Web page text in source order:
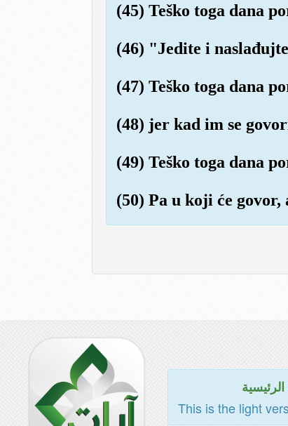
(45) Teško toga dana
(46) "Jedite i
(47) Teško toga dana
(48) jer kad im se
(49) Teško toga dana
(50) Pa u koji će
This is the light